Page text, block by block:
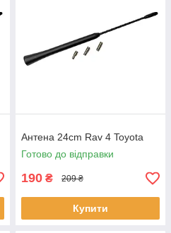
Антена 24cm Rav 4 Toyota
Готово до відправки
190 ₴ 209 ₴
Купити